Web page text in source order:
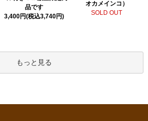
品です
3,400円(税込3,740円)
オカメインコ）
SOLD OUT
もっと見る